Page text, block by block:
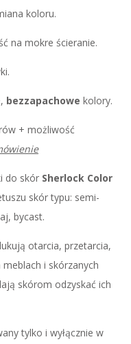
koloru.
na mokre ścieranie.
bezzapachowe kolory.
+ możliwość
do skór Sherlock Color
skór typu: semi-
bycast.
otarcia, przetarcia,
i skórzanych
skórom odzyskać ich
tylko i wyłącznie w